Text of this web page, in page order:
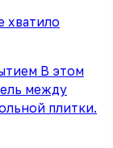
В этом
между
плитки.